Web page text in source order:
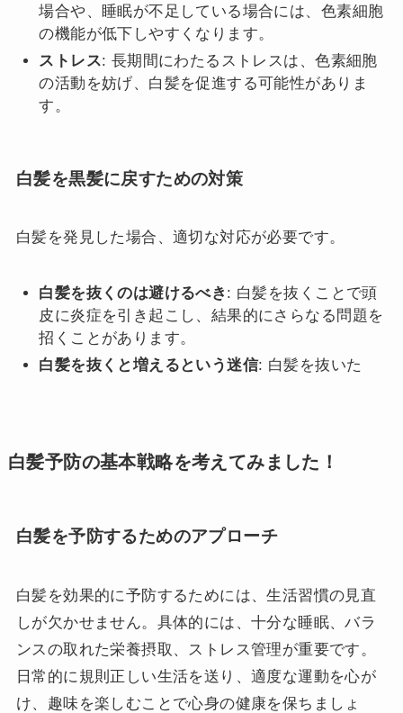
場合や、睡眠が不足している場合には、色素細胞
の機能が低下しやすくなります。
ストレス: 長期間にわたるストレスは、色素細胞
の活動を妨げ、白髪を促進する可能性がありま
す。
白髪を黒髪に戻すための対策
白髪を発見した場合、適切な対応が必要です。
白髪を抜くのは避けるべき : 白髪を抜くことで頭
皮に炎症を引き起こし、結果的にさらなる問題を
招くことがあります。
白髪を抜くと増えるという迷信: 白髪を抜いた
白髪予防の基本戦略を考えてみました！
白髪を予防するためのアプローチ
白髪を効果的に予防するためには、生活習慣の見直
しが欠かせません。具体的には、十分な睡眠、バラ
ンスの取れた栄養摂取、ストレス管理が重要です。
日常的に規則正しい生活を送り、適度な運動を心が
け、趣味を楽しむことで心身の健康を保ちましょ